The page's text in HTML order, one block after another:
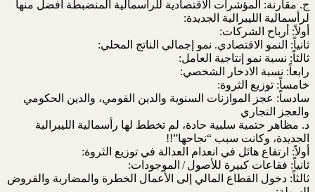
ج. مقارنة: المؤشرات الاقتصادية للرأسمالية المنضبطة أفضل منها
لرأسمالية الليبرالية الجديدة:
أولاً: أرباح الشركات:
ثانياً: النمو الاقتصادي. نمو إجمالي الناتج المحلي:
ثالثاً: نسبة نمو إنتاجية العامل:
رابعاً: نسبة الادخار الشخصي:
خامساً: توزيع الثروة:
سادساً: عجز الموازنات السنوية والدين القومي، والدين الحكومي
والعجز التجاري
د. مظاهر حتمية سلبية حادة، لم تخطط لها رأسمالية الليبرالية
الجديدة، وكانت سبب “نجاحها”!!
أولاً: ارتفاع هائل في انعدام العدالة في توزيع الثروة:
ثانياً: فقاعات كبيرة للأصول / الموجودات:
ثالثاً: دخول القطاع المالي إلى الأعمال الخطرة والمضاربة والقروض